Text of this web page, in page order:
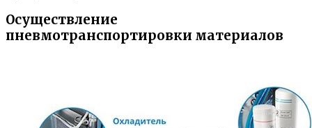
Осуществление
пневмотранспортировки материалов